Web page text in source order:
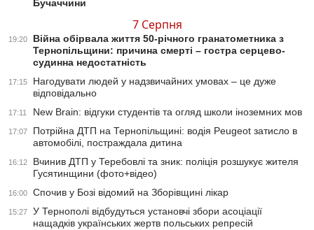
Бучаччини
7 Серпня
19:20
Війна обірвала життя 50-річного гранатометника з
Тернопільщини: причина смерті – гостра серцево-
судинна недостатність
17:15
Нагодувати людей у надзвичайних умовах – це дуже
відповідально
17:11 New Brain: відгуки студентів та огляд школи іноземних мов
17:07
Потрійна ДТП на Тернопільщині: водія Peugeot затисло в
автомобілі, постраждала дитина
16:12
Вчинив ДТП у Теребовлі та зник: поліція розшукує жителя
Гусятинщини (фото+відео)
16:00 Спочив у Бозі відомий на Зборівщині лікар
15:27
У Тернополі відбудуться установчі збори асоціації
нащадків українських жертв польських репресій